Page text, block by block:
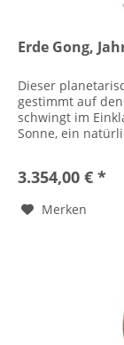
Erde Gong,
Dieser
gestimmt auf den
schwingt im
Sonne, ein
3.354,00 € *
Merken